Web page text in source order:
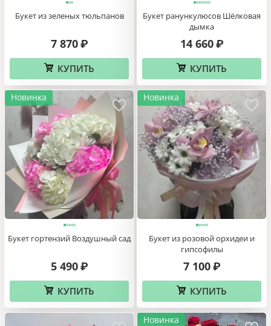
Букет из зеленых тюльпанов
7 870 ₽
КУПИТЬ
Букет ранункулюсов Шёлковая
дымка
14 660 ₽
КУПИТЬ
Новинка
Букет гортензий Воздушный сад
5 490 ₽
КУПИТЬ
Новинка
Букет из розовой орхидеи и
гипсофилы
7 100 ₽
КУПИТЬ
Новинка